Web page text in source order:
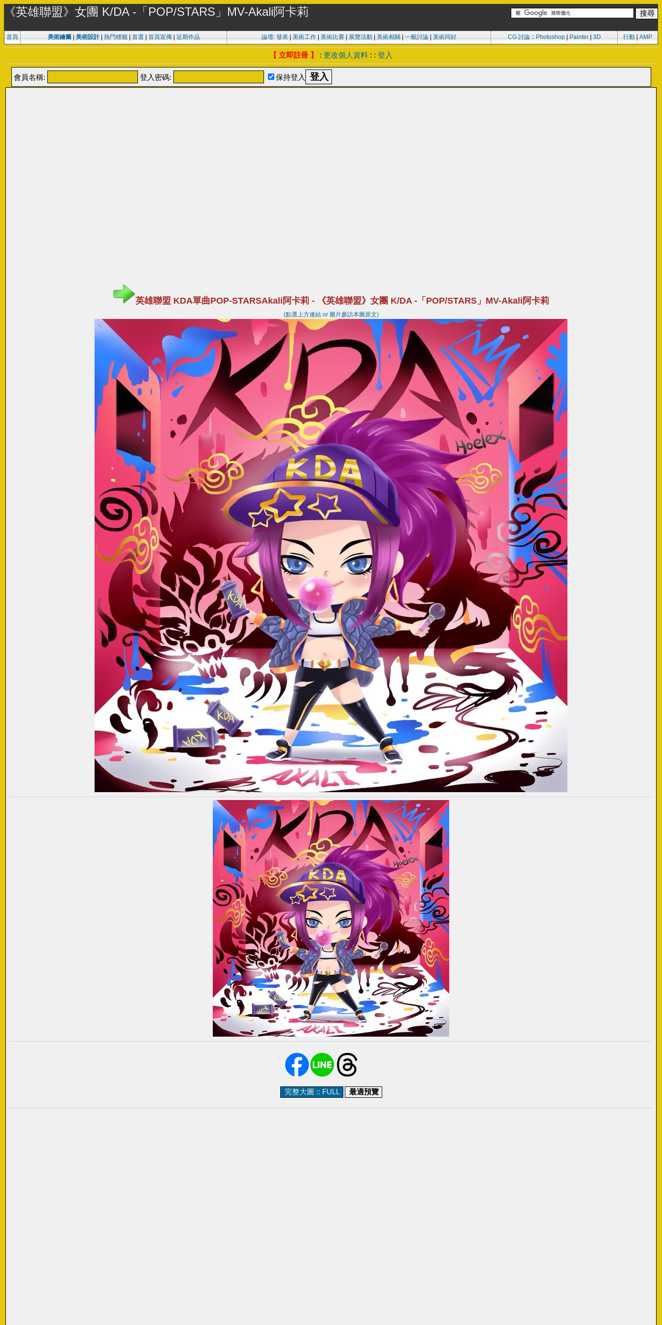
《英雄聯盟》女團 K/DA -「POP/STARS」MV-Akali阿卡莉
首頁 美術繪圖 美術設計| 熱門標籤| 首選 首頁宣傳| 近期作品 論壇: 發表| 美術工作| 美術比賽| 展覽活動| 美術相關 一般討論| 美術同好 CG 討論:: Photoshop| Painter| 3D 行動 AMP
【 立即註冊 】 : 更改個人資料 : : 登入
會員名稱: 登入密碼: 保持登入
英雄聯盟 KDA單曲POP-STARSAkali阿卡莉 - 《英雄聯盟》女團 K/DA -「POP/STARS」MV-Akali阿卡莉
(點選上方連結 or 圖片參訪本圖原文)